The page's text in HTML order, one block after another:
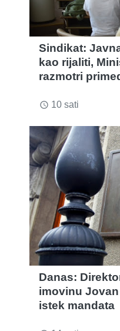
Sindikat:
kao rijaliti,
razmotri
access_time 10 sati
Danas:
imovinu
istek mandata